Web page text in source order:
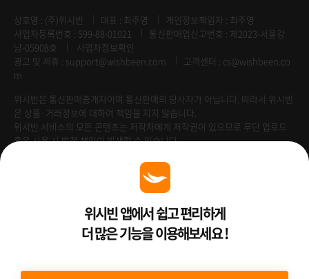
상호명 : (주)위시빈 대표 : 최주영
개인정보책임자 : 최주영
사업자등록번호 : 599-88-01021
통신판매업신고번호 : 제2023-서울강
남-05908호
사업자정보확인
광고 및 제휴 : support@wishbeen.com
고객센터 : cs@wishbeen.co
m
위시빈은 통신판매중개자이며 통신판매의 당사자가 아닙니다. 따라서 위시빈
은 상품·거래정보에 대하여 책임을 지지 않습니다.
위시빈 서비스의 모든 콘텐츠는 저작자에게 저작권이 있으므로 무단 업로드
혹은 사용 시 법적 책임이 발생할 수 있습니다.
Venture Enterprise위시빈 앱에서 쉽고 편리하게
더 많은 기능을 이용해보세요 !